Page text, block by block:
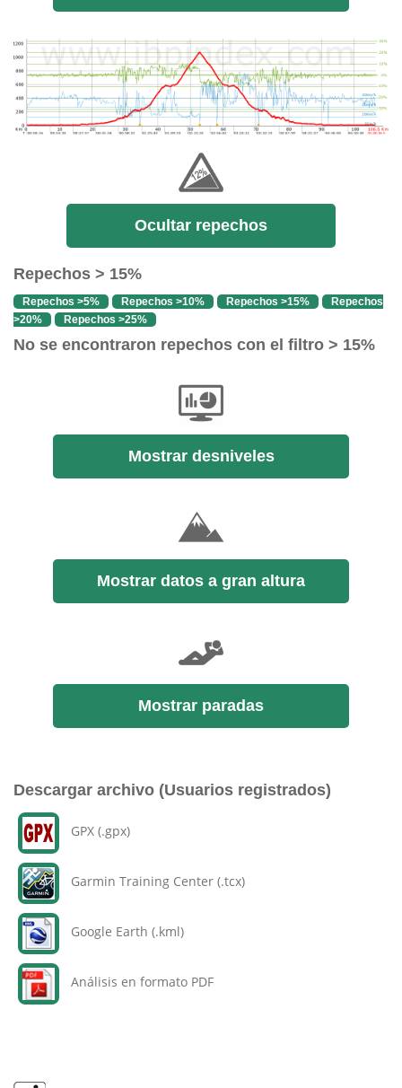
Ocultar repechos
Repechos > 15%
Repechos >5% Repechos >10% Repechos >15%
Repechos
>20%
Repechos >25%
No se encontraron repechos con el filtro > 15%
Mostrar desniveles
Mostrar datos a gran altura
Mostrar paradas
Descargar archivo (Usuarios registrados)
GPX (.gpx)
Garmin Training Center (.tcx)
Google Earth (.kml)
Análisis en formato PDF